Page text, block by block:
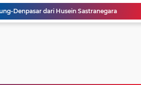
Denpasar dari Husein Sastranegara
Dorong Daya Beli dan Ekonomi Nasional